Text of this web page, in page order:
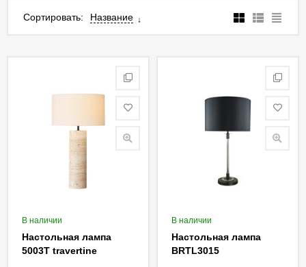
Сортировать: Название
В наличии
Настольная лампа
5003T travertine
В наличии
Настольная лампа
BRTL3015